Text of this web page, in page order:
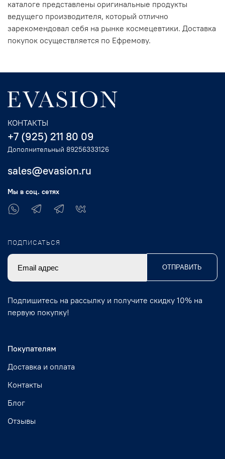
каталоге представлены оригинальные продукты
ведущего производителя, который отлично
зарекомендовал себя на рынке космецевтики. Доставка
покупок осуществляется по Ефремову.
Покупателям
Доставка и оплата
Контакты
Блог
Отзывы
КОНТАКТЫ
+7 (925) 211 80 09
Дополнительный 89256333126
sales@evasion.ru
Мы в соц. сетях
ПОДПИСАТЬСЯ
ОТПРАВИТЬ
Подпишитесь на рассылку и получите скидку 10% на
первую покупку!